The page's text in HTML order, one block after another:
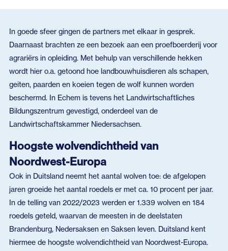
In goede sfeer gingen de partners met elkaar in gesprek.
Daarnaast brachten ze een bezoek aan een proefboerderij voor
agrariërs in opleiding. Met behulp van verschillende hekken
wordt hier o.a. getoond hoe landbouwhuisdieren als schapen,
geiten, paarden en koeien tegen de wolf kunnen worden
beschermd. In Echem is tevens het Landwirtschaftliches
Bildungszentrum gevestigd, onderdeel van de
Landwirtschaftskammer Niedersachsen.
Hoogste wolvendichtheid van
Noordwest-Europa
Ook in Duitsland neemt het aantal wolven toe: de afgelopen
jaren groeide het aantal roedels er met ca. 10 procent per jaar.
In de telling van 2022/2023 werden er 1.339 wolven en 184
roedels geteld, waarvan de meesten in de deelstaten
Brandenburg, Nedersaksen en Saksen leven. Duitsland kent
hiermee de hoogste wolvendichtheid van Noordwest-Europa.